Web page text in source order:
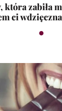
która zabiła
ci